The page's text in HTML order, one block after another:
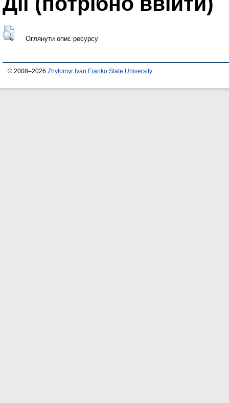
Оглянути опис ресурсу
© 2008–2026 Zhytomyr Ivan Franko State University